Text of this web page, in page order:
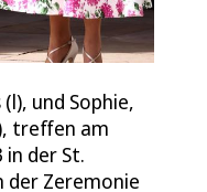
und Sophie,
treffen am
in der St.
der Zeremonie